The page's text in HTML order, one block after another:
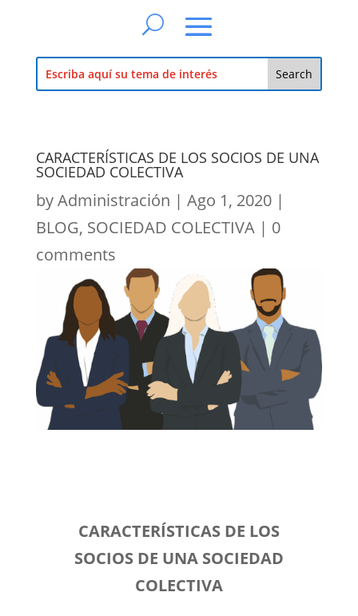
CARACTERÍSTICAS DE LOS SOCIOS DE UNA
SOCIEDAD COLECTIVA
byAdministración | Ago 1, 2020|
BLOG, SOCIEDAD COLECTIVA| 0
comments
CARACTERÍSTICASDE LOS
SOCIOS DE UNA SOCIEDAD
COLECTIVA